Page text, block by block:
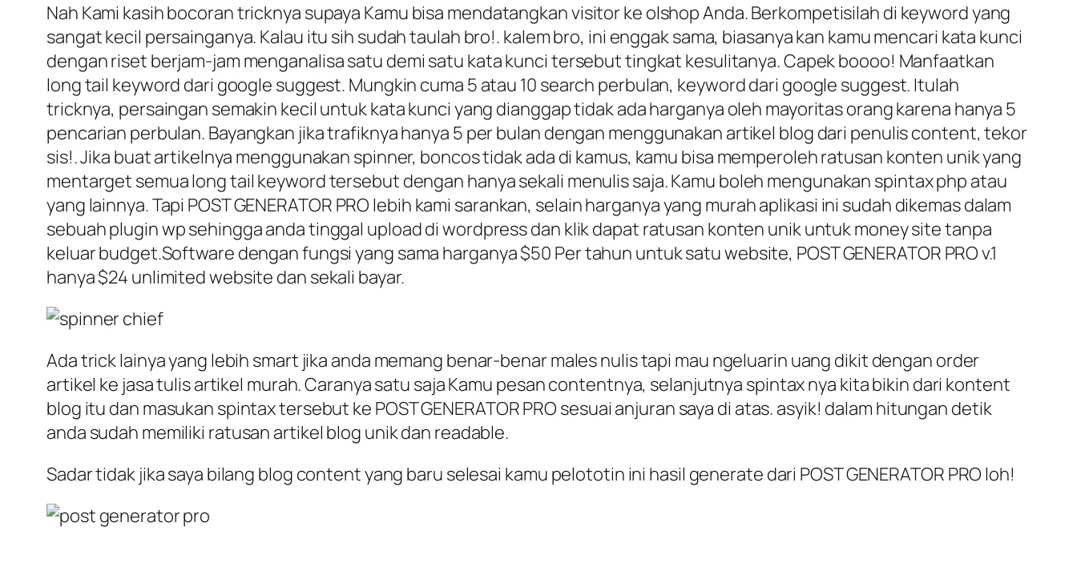
Nah Kami kasih bocoran tricknya supaya Kamu bisa mendatangkan visitor ke olshop Anda. Berkompetisilah di keyword yang
sangat kecil persainganya. Kalau itu sih sudah taulah bro!. kalem bro, ini enggak sama, biasanya kan kamu mencari kata kunci
dengan riset berjam-jam menganalisa satu demi satu kata kunci tersebut tingkat kesulitanya. Capek boooo! Manfaatkan
long tail keyword dari google suggest. Mungkin cuma 5 atau 10 search perbulan, keyword dari google suggest. Itulah
tricknya, persaingan semakin kecil untuk kata kunci yang dianggap tidak ada harganya oleh mayoritas orang karena hanya 5
pencarian perbulan. Bayangkan jika trafiknya hanya 5 per bulan dengan menggunakan artikel blog dari penulis content, tekor
sis!. Jika buat artikelnya menggunakan spinner, boncos tidak ada di kamus, kamu bisa memperoleh ratusan konten unik yang
mentarget semua long tail keyword tersebut dengan hanya sekali menulis saja. Kamu boleh mengunakan spintax php atau
yang lainnya. Tapi POST GENERATOR PRO lebih kami sarankan, selain harganya yang murah aplikasi ini sudah dikemas dalam
sebuah plugin wp sehingga anda tinggal upload di wordpress dan klik dapat ratusan konten unik untuk money site tanpa
keluar budget.Software dengan fungsi yang sama harganya $50 Per tahun untuk satu website, POST GENERATOR PRO v.1
hanya $24 unlimited website dan sekali bayar.
Ada trick lainya yang lebih smart jika anda memang benar-benar males nulis tapi mau ngeluarin uang dikit dengan order
artikel ke jasa tulis artikel murah. Caranya satu saja Kamu pesan contentnya, selanjutnya spintax nya kita bikin dari kontent
blog itu dan masukan spintax tersebut ke POST GENERATOR PRO sesuai anjuran saya di atas. asyik! dalam hitungan detik
anda sudah memiliki ratusan artikel blog unik dan readable.
Sadar tidak jika saya bilang blog content yang baru selesai kamu pelototin ini hasil generate dari POST GENERATOR PRO loh!